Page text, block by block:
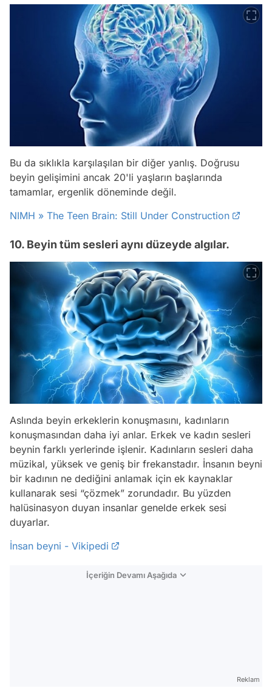
Bu da sıklıkla karşılaşılan bir diğer yanlış. Doğrusu
beyin gelişimini ancak 20'li yaşların başlarında
tamamlar, ergenlik döneminde değil.
NIMH » The Teen Brain: Still Under Construction
10. Beyin tüm sesleri aynı düzeyde algılar.
Aslında beyin erkeklerin konuşmasını, kadınların
konuşmasından daha iyi anlar. Erkek ve kadın sesleri
beynin farklı yerlerinde işlenir. Kadınların sesleri daha
müzikal, yüksek ve geniş bir frekanstadır. İnsanın beyni
bir kadının ne dediğini anlamak için ek kaynaklar
kullanarak sesi “çözmek” zorundadır. Bu yüzden
halüsinasyon duyan insanlar genelde erkek sesi
duyarlar.
İnsan beyni - Vikipedi
İçeriğin Devamı Aşağıda
Reklam